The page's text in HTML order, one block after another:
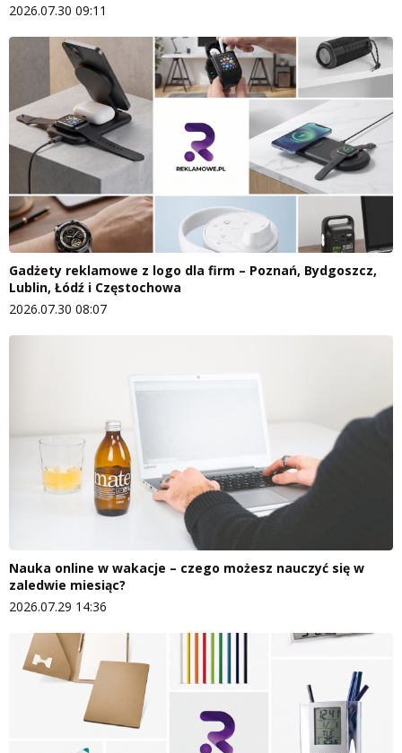
2026.07.30 09:11
Gadżety reklamowe z logo dla firm – Poznań, Bydgoszcz,
Lublin, Łódź i Częstochowa
2026.07.30 08:07
Nauka online w wakacje – czego możesz nauczyć się w
zaledwie miesiąc?
2026.07.29 14:36